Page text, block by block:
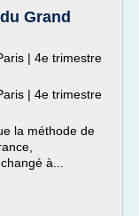
Grand
| 4e trimestre
| 4e trimestre
la méthode de
à...